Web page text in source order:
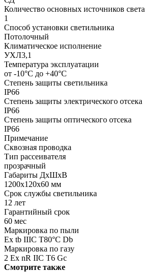
Количество основных источников света
1
Способ установки светильника
Потолочный
Климатическое исполнение
УХЛ3,1
Температура эксплуатации
от -10°С до +40°С
Степень защиты светильника
IP66
Степень защиты электрического отсека
IP66
Степень защиты оптического отсека
IP66
Примечание
Сквозная проводка
Тип рассеивателя
прозрачный
Габариты ДхШхВ
1200x120x60 мм
Срок службы светильника
12 лет
Гарантийный срок
60 мес
Маркировка по пыли
Ex tb IIIC T80°C Db
Маркировка по газу
2 Ex nR IIC T6 Gc
Смотрите также